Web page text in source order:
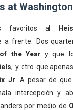
at
favoritos al
a frente. Dos
the Year y que
, y otro que
Jr . A pesar de
intercepción y
por medio de